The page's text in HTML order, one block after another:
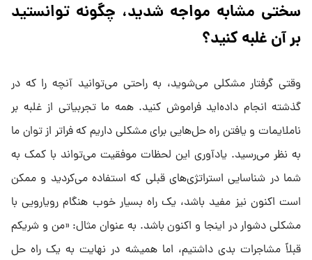
سختی مشابه مواجه شدید، چگونه توانستید
بر آن غلبه کنید؟
وقتی گرفتار مشکلی می‌شوید، به راحتی می‌توانید آنچه را که در
گذشته انجام داده‌اید فراموش کنید. همه ما تجربیاتی از غلبه بر
ناملایمات و یافتن راه حل‌هایی برای مشکلی داریم که فراتر از توان ما
به نظر می‌رسید. یادآوری این لحظات موفقیت می‌تواند با کمک به
شما در شناسایی استراتژی‌های قبلی که استفاده می‌کردید و ممکن
است اکنون نیز مفید باشد، یک راه بسیار خوب هنگام رویارویی با
مشکلی دشوار در اینجا و اکنون باشد. به عنوان مثال: «من و شریکم
قبلاً مشاجرات بدی داشتیم، اما همیشه در نهایت به یک راه حل